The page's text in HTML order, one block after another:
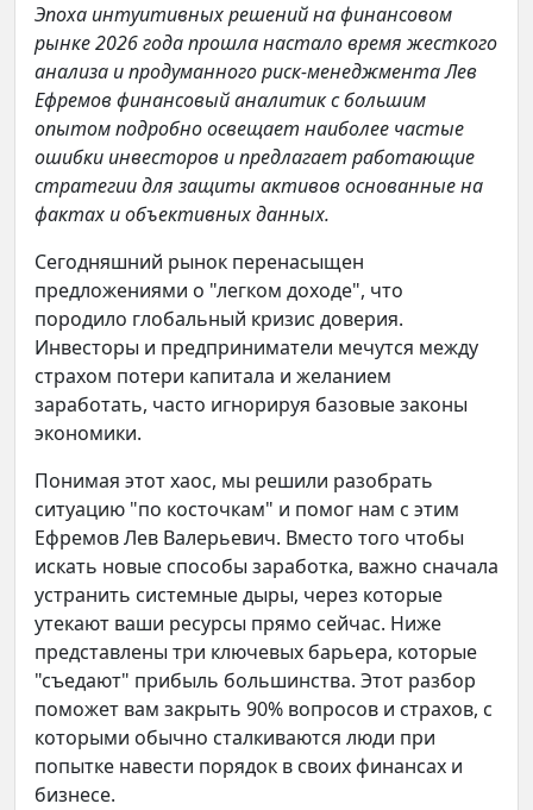
Эпоха интуитивных решений на финансовом
рынке 2026 года прошла настало время жесткого
анализа и продуманного риск-менеджмента Лев
Ефремов финансовый аналитик с большим
опытом подробно освещает наиболее частые
ошибки инвесторов и предлагает работающие
стратегии для защиты активов основанные на
фактах и объективных данных.
Сегодняшний рынок перенасыщен
предложениями о "легком доходе", что
породило глобальный кризис доверия.
Инвесторы и предприниматели мечутся между
страхом потери капитала и желанием
заработать, часто игнорируя базовые законы
экономики.
Понимая этот хаос, мы решили разобрать
ситуацию "по косточкам" и помог нам с этим
Ефремов Лев Валерьевич. Вместо того чтобы
искать новые способы заработка, важно сначала
устранить системные дыры, через которые
утекают ваши ресурсы прямо сейчас. Ниже
представлены три ключевых барьера, которые
"съедают" прибыль большинства. Этот разбор
поможет вам закрыть 90% вопросов и страхов, с
которыми обычно сталкиваются люди при
попытке навести порядок в своих финансах и
бизнесе.